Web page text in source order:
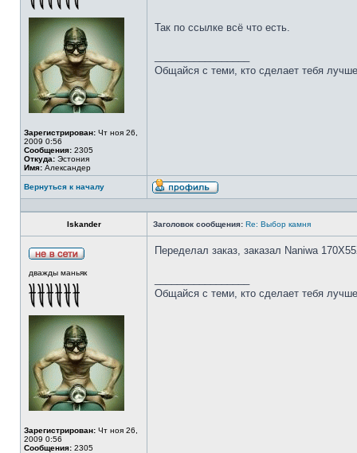
Зарегистрирован: Чт ноя 26,
2009 0:56
Сообщения: 2305
Откуда: Эстония
Имя: Александер
Так по ссылке всё что есть.
Общайся с теми, кто сделает тебя
Вернуться к началу
Iskander Заголовок сообщения: Re: Выбор камня
дважды маньяк
Зарегистрирован: Чт ноя 26,
2009 0:56
Сообщения: 2305
Переделал заказ, заказал Naniwa
Общайся с теми, кто сделает тебя